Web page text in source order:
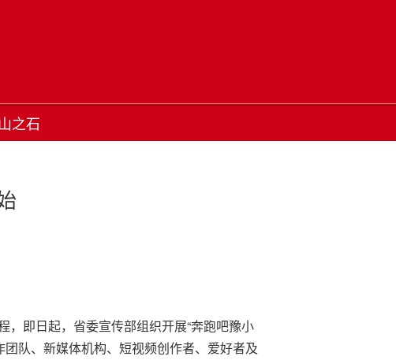
之石
即日起，省委宣传部组织开展“奔跑吧豫小
队、新媒体机构、短视频创作者、爱好者及